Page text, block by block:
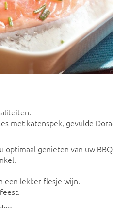
met katenspek, gevulde
optimaal genieten van uw
een lekker flesje wijn.